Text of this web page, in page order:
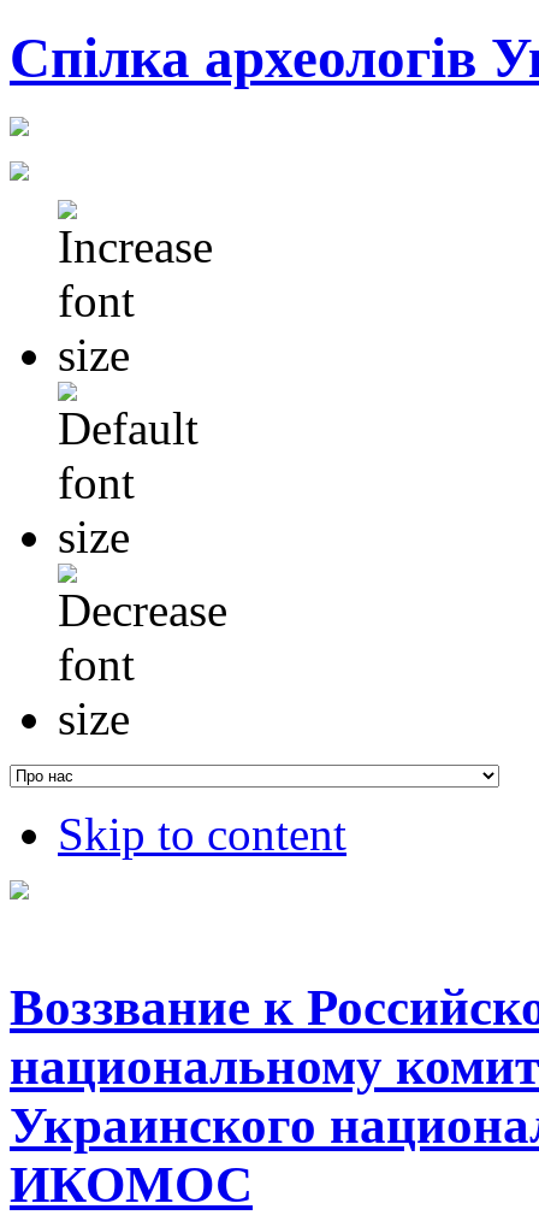
Cпілка археологів
Skip to content
Воззвание к
национальному
Украинского
ИКОМОС